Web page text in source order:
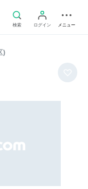
検索 ログイン メニュー
)